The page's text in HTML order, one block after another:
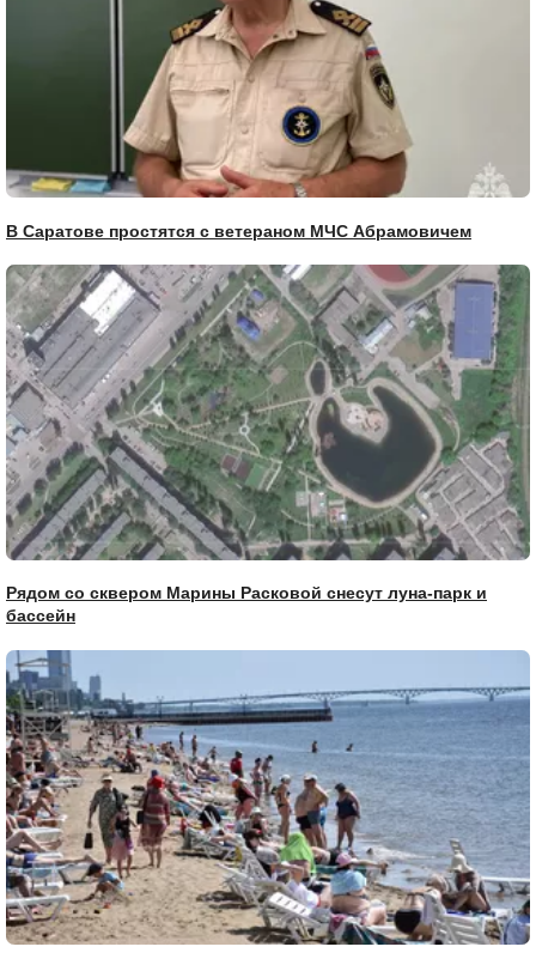
В Саратове простятся с ветераном МЧС Абрамовичем
Рядом со сквером Марины Расковой снесут луна-парк и
бассейн